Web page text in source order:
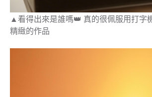
▲看得出來是誰嗎👑 真的很佩服用打字
精緻的作品